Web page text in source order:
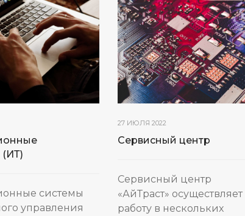
(ИТ)
системы
управления
27 ИЮЛЯ 2022
Сервисный центр
Сервисный центр
«АйТраст» осуществляет
работу в нескольких